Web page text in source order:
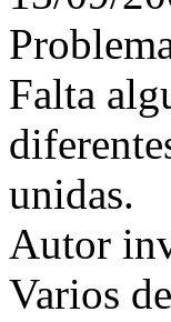
Falta
unidas.
Autor
Varios